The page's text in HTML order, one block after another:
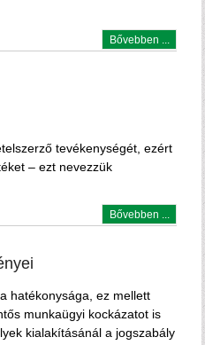
Bővebben ...
tevékenységét, ezért
– ezt nevezzük
Bővebben ...
hatékonysága, ez mellett
munkaügyi kockázatot is
kialakításánál a jogszabály